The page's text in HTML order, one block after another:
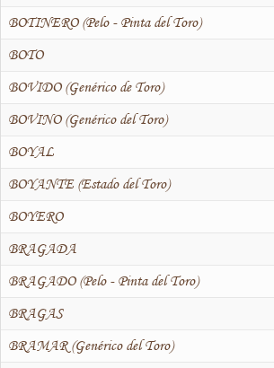
BOTINERO (Pelo - Pinta del Toro)
BOTO
BOVIDO (Genérico de Toro)
BOVINO (Genérico del Toro)
BOYAL
BOYANTE (Estado del Toro)
BOYERO
BRAGADA
BRAGADO (Pelo - Pinta del Toro)
BRAGAS
BRAMAR (Genérico del Toro)